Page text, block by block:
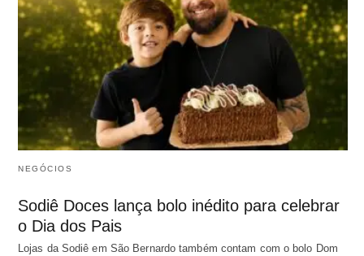
NEGÓCIOS
Sodiê Doces lança bolo inédito para celebrar
o Dia dos Pais
Lojas da Sodiê em São Bernardo também contam com o bolo Dom